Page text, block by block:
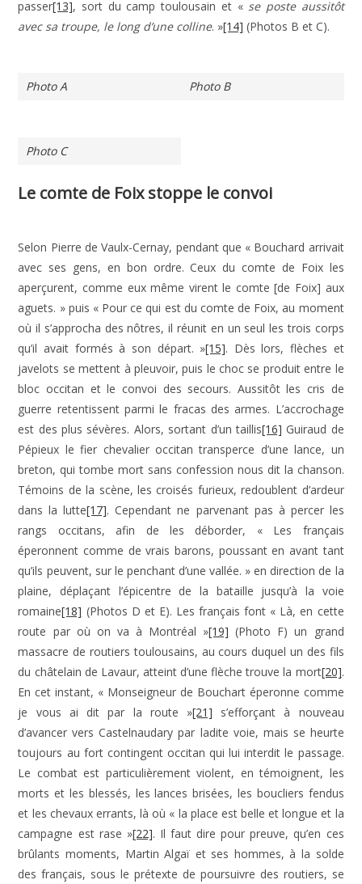
passer[13], sort du camp toulousain et « se poste aussitôt
avec sa troupe, le long d’une colline. »[14] (Photos B et C).
Photo A Photo B
Photo C
Le comte de Foix stoppe le convoi
Selon Pierre de Vaulx-Cernay, pendant que « Bouchard arrivait
avec ses gens, en bon ordre. Ceux du comte de Foix les
aperçurent, comme eux même virent le comte [de Foix] aux
aguets. » puis « Pour ce qui est du comte de Foix, au moment
où il s’approcha des nôtres, il réunit en un seul les trois corps
qu’il avait formés à son départ. »[15]. Dès lors, flèches et
javelots se mettent à pleuvoir, puis le choc se produit entre le
bloc occitan et le convoi des secours. Aussitôt les cris de
guerre retentissent parmi le fracas des armes. L’accrochage
est des plus sévères. Alors, sortant d’un taillis[16] Guiraud de
Pépieux le fier chevalier occitan transperce d’une lance, un
breton, qui tombe mort sans confession nous dit la chanson.
Témoins de la scène, les croisés furieux, redoublent d’ardeur
dans la lutte[17]. Cependant ne parvenant pas à percer les
rangs occitans, afin de les déborder, « Les français
éperonnent comme de vrais barons, poussant en avant tant
qu’ils peuvent, sur le penchant d’une vallée. » en direction de la
plaine, déplaçant l’épicentre de la bataille jusqu’à la voie
romaine[18] (Photos D et E). Les français font « Là, en cette
route par où on va à Montréal »[19] (Photo F) un grand
massacre de routiers toulousains, au cours duquel un des fils
du châtelain de Lavaur, atteint d’une flèche trouve la mort[20].
En cet instant, « Monseigneur de Bouchart éperonne comme
je vous ai dit par la route »[21] s’efforçant à nouveau
d’avancer vers Castelnaudary par ladite voie, mais se heurte
toujours au fort contingent occitan qui lui interdit le passage.
Le combat est particulièrement violent, en témoignent, les
morts et les blessés, les lances brisées, les boucliers fendus
et les chevaux errants, là où « la place est belle et longue et la
campagne est rase »[22]. Il faut dire pour preuve, qu’en ces
brûlants moments, Martin Algaï et ses hommes, à la solde
des français, sous le prétexte de poursuivre des routiers, se